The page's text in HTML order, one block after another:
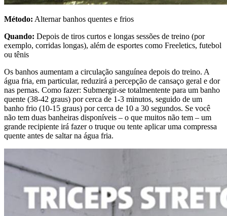
Método: Alternar banhos quentes e frios
Quando: Depois de tiros curtos e longas sessões de treino (por
exemplo, corridas longas), além de esportes como Freeletics, futebol
ou tênis
Os banhos aumentam a circulação sanguínea depois do treino. A
água fria, em particular, reduzirá a percepção de cansaço geral e dor
nas pernas. Como fazer: Submergir-se totalmentente para um banho
quente (38-42 graus) por cerca de 1-3 minutos, seguido de um
banho frio (10-15 graus) por cerca de 10 a 30 segundos. Se você
não tem duas banheiras disponíveis – o que muitos não tem – um
grande recipiente irá fazer o truque ou tente aplicar uma compressa
quente antes de saltar na água fria.